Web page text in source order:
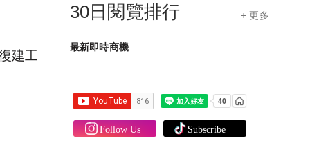
建工
30日閱覽排行 + 更多
最新即時商機